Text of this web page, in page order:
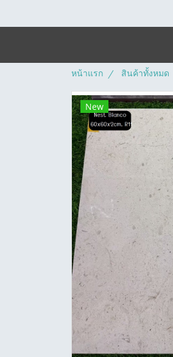
หน้าแรก สินค้าทั้งหมด
New